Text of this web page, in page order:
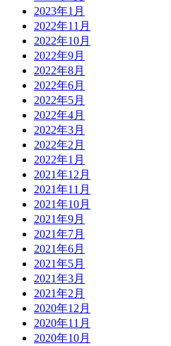
2023年1月
2022年11月
2022年10月
2022年9月
2022年8月
2022年6月
2022年5月
2022年4月
2022年3月
2022年2月
2022年1月
2021年12月
2021年11月
2021年10月
2021年9月
2021年7月
2021年6月
2021年5月
2021年3月
2021年2月
2020年12月
2020年11月
2020年10月